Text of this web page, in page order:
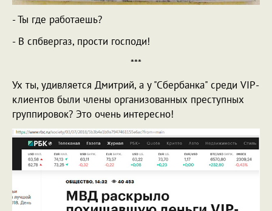
- Ты где работаешь?
- В спбвергаз, прости господи!
***
Ух ты, удивляется Дмитрий, а у "Сбербанка" среди VIP-
клиентов были члены организованных преступных
группировок? Это очень интересно!